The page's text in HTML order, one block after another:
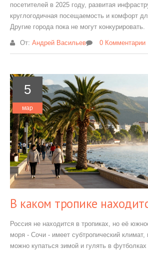
посетителей в 2025 году, развитая
круглогодичная посещаемость и комфорт
Другие города пока не могут конкурировать.
От: Андрей Васильев 0 Комментарии
5
мар
В каком тропике
Россия не находится в тропиках, но её
моря - Сочи - имеет субтропический климат,
можно купаться зимой и гулять в